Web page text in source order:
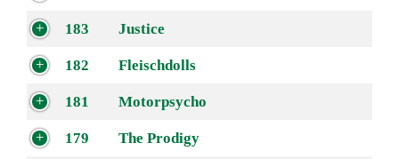
183 Justice
182 Fleischdolls
181 Motorpsycho
179 The Prodigy